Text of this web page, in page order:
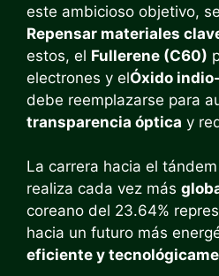
este ambicioso objetivo,
Repensar materiales
estos, el Fullerene (C60)
electrones y elÓxido
debe reemplazarse para
transparencia óptica y
La carrera hacia el
realiza cada vez más
coreano del 23.64%
hacia un futuro más
eficiente y